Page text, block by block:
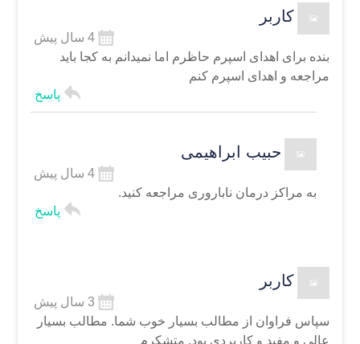
کاربر
بنده برای اهدای اسپرم حاظرم اما نمیدانم به کجا باید
مراجعه و اهدای اسپرم کنم
4 سال پیش
پاسخ
حبیب ابراهیمی
به مراکز درمان ناباروری مراجعه کنید.
4 سال پیش
پاسخ
کاربر
سپاس فراوان از مطالب بسیار خوب شما. مطالب بسیار
عالی و مفید و کاربردی بود. متشکرم
3 سال پیش